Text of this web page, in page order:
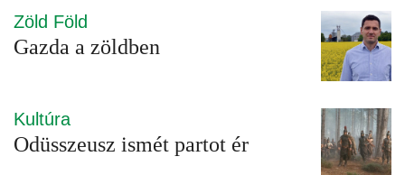
Zöld Föld
Gazda a zöldben
Kultúra
Odüsszeusz ismét partot ér